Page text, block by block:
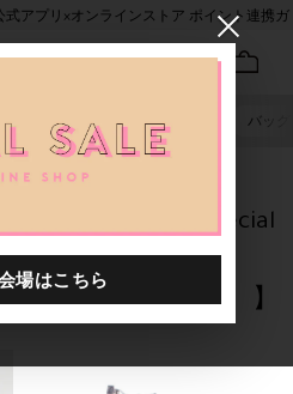
アプリ×オンラインストア ポイント連携ガ
セール 40th限定 バッグ
）～TamagawaSpecial
日（金）～新作
ェム・キングダム）】